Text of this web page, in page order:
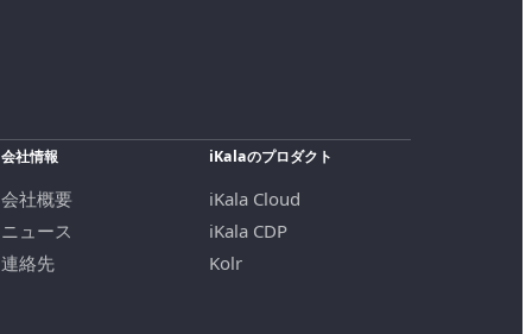
会社情報
会社概要
ニュース
連絡先
iKalaのプロダクト
iKala Cloud
iKala CDP
Kolr